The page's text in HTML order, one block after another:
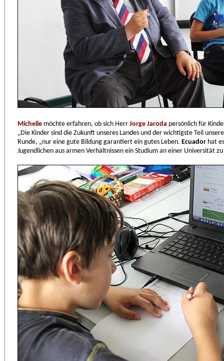
Michelle möchte erfahren, ob sich Herr Jorge Jaroda persönlich für
„Die Kinder sind die Zukunft unseres Landes und der wichtigste Teil
Runde, „nur eine gute Bildung garantiert ein gutes Leben. Ecuador hat
Jugendlichen aus armen Verhältnissen ein Studium an einer Universität